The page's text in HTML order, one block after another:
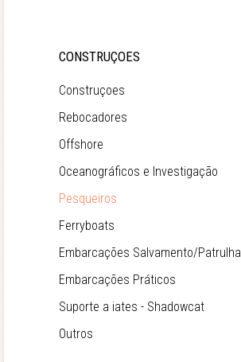
CONSTRUÇOES
Construçoes
Rebocadores
Offshore
Oceanográficos e Investigação
Pesqueiros
Ferryboats
Embarcações Salvamento/Patrulha
Embarcações Práticos
Suporte a iates - Shadowcat
Outros